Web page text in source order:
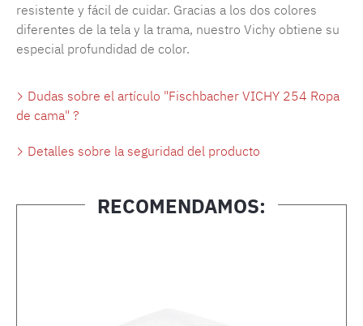
resistente y fácil de cuidar. Gracias a los dos colores
diferentes de la tela y la trama, nuestro Vichy obtiene su
especial profundidad de color.
Dudas sobre el artículo "Fischbacher VICHY 254 Ropa
de cama" ?
Detalles sobre la seguridad del producto
RECOMENDAMOS: